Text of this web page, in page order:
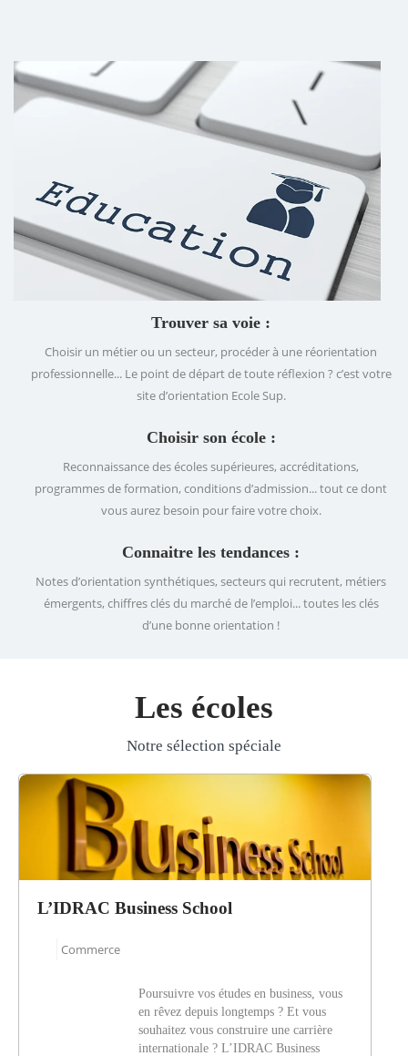
Trouver sa voie :
Choisir un métier ou un secteur, procéder à une réorientation
professionnelle... Le point de départ de toute réflexion ? c’est votre
site d’orientation Ecole Sup.
Choisir son école :
Reconnaissance des écoles supérieures, accréditations,
programmes de formation, conditions d’admission... tout ce dont
vous aurez besoin pour faire votre choix.
Connaitre les tendances :
Notes d’orientation synthétiques, secteurs qui recrutent, métiers
émergents, chiffres clés du marché de l’emploi... toutes les clés
d’une bonne orientation !
Les écoles
Notre sélection spéciale
L’IDRAC Business School
Commerce
Poursuivre vos études en business, vous
en rêvez depuis longtemps ? Et vous
souhaitez vous construire une carrière
internationale ? L’IDRAC Business